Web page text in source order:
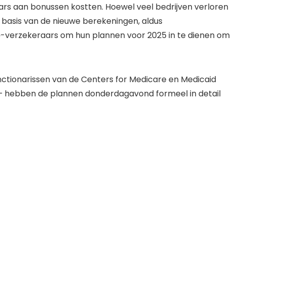
aan bonussen kostten. Hoewel veel bedrijven verloren
van de nieuwe berekeningen, aldus
om hun plannen voor 2025 in te dienen om
van de Centers for Medicare en Medicaid
de plannen donderdagavond formeel in detail